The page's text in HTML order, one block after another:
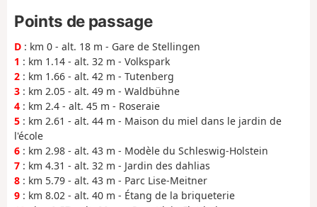
Points de passage
D : km 0 - alt. 18 m - Gare de Stellingen
1 : km 1.14 - alt. 32 m - Volkspark
2 : km 1.66 - alt. 42 m - Tutenberg
3 : km 2.05 - alt. 49 m - Waldbühne
4 : km 2.4 - alt. 45 m - Roseraie
5 : km 2.61 - alt. 44 m - Maison du miel dans le jardin de
l'école
6 : km 2.98 - alt. 43 m - Modèle du Schleswig-Holstein
7 : km 4.31 - alt. 32 m - Jardin des dahlias
8 : km 5.79 - alt. 43 m - Parc Lise-Meitner
9 : km 8.02 - alt. 40 m - Étang de la briqueterie